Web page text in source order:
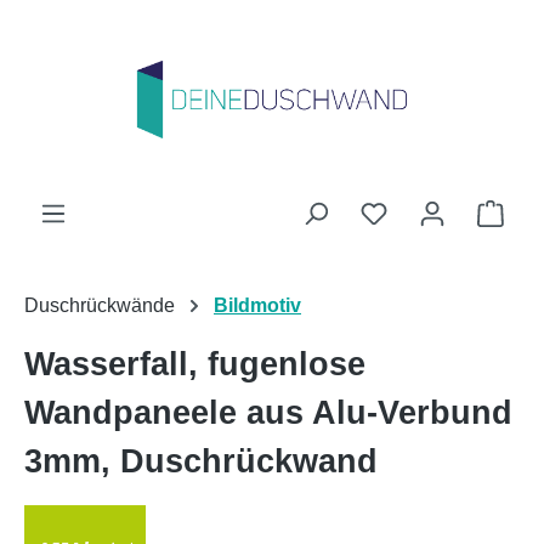
Du hast 0
Duschrückwände Bildmotiv
Wasserfall, fugenlose
Wandpaneele aus Alu-Verbund
3mm, Duschrückwand